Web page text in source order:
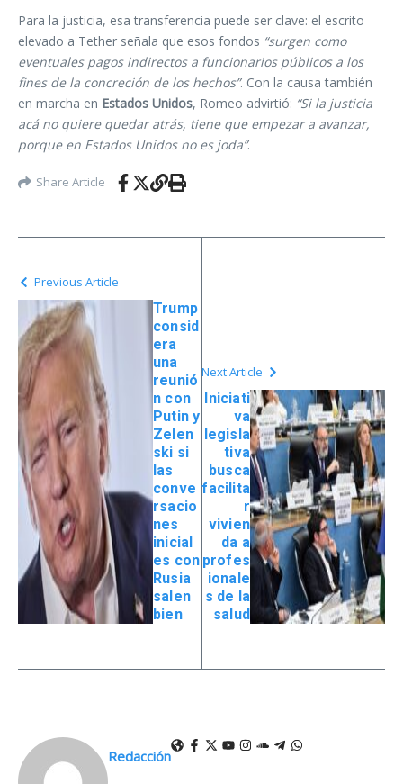
Para la justicia, esa transferencia puede ser clave: el escrito
elevado a Tether señala que esos fondos “surgen como
eventuales pagos indirectos a funcionarios públicos a los
fines de la concreción de los hechos”. Con la causa también
en marcha en Estados Unidos, Romeo advirtió: “Si la justicia
acá no quiere quedar atrás, tiene que empezar a avanzar,
porque en Estados Unidos no es joda”.
Share Article
Previous Article
Trump
consid
era
una
reunió
n con
Putin y
Zelen
ski si
las
conve
rsacio
nes
inicial
es con
Rusia
salen
bien
Next Article
Iniciati
va
legisla
tiva
busca
facilita
r
vivien
da a
profes
ionale
s de la
salud
Redacción